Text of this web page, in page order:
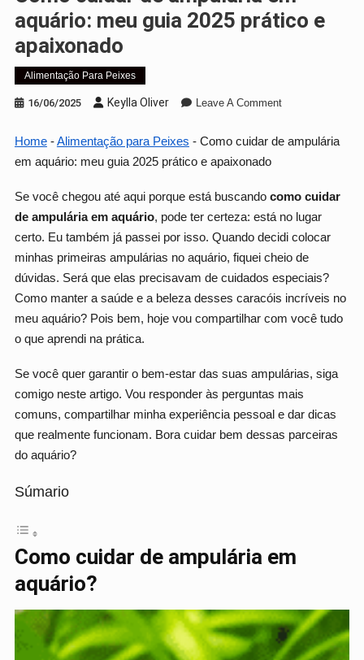
aquário: meu guia 2025 prático e
apaixonado
Alimentação Para Peixes
16/06/2025 Keylla Oliver Leave A CommentOn
Cuidar
Guia
2025
Prático
E
Apaixonado
Home-Alimentação para Peixes - Como cuidar de ampulária
em aquário: meu guia 2025 prático e apaixonado
Se você chegou até aqui porque está buscando como cuidar
de ampulária em aquário, pode ter certeza: está no lugar
certo. Eu também já passei por isso. Quando decidi colocar
minhas primeiras ampulárias no aquário, fiquei cheio de
dúvidas. Será que elas precisavam de cuidados especiais?
Como manter a saúde e a beleza desses caracóis incríveis no
meu aquário? Pois bem, hoje vou compartilhar com você tudo
o que aprendi na prática.
Se você quer garantir o bem-estar das suas ampulárias, siga
comigo neste artigo. Vou responder às perguntas mais
comuns, compartilhar minha experiência pessoal e dar dicas
que realmente funcionam. Bora cuidar bem dessas parceiras
do aquário?
Súmario
Como cuidar de ampulária em
aquário?